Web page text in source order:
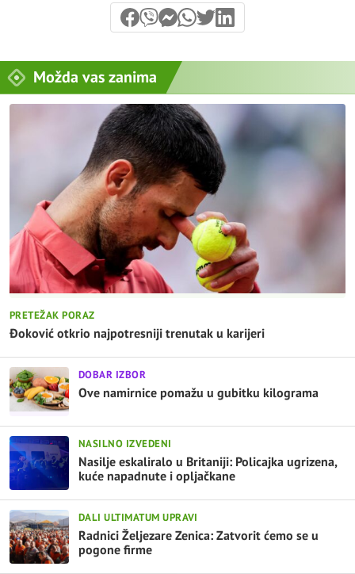
Možda vas zanima
PRETEŽAK PORAZ
Đoković otkrio najpotresniji trenutak u karijeri
DOBAR IZBOR
Ove namirnice pomažu u gubitku kilograma
NASILNO IZVEDENI
Nasilje eskaliralo u Britaniji: Policajka ugrizena,
kuće napadnute i opljačkane
DALI ULTIMATUM UPRAVI
Radnici Željezare Zenica: Zatvorit ćemo se u
pogone firme